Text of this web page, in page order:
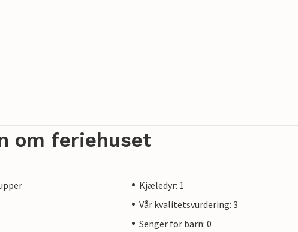
om feriehuset
Kjæledyr: 1
Vår kvalitetsvurdering: 3
Senger for barn: 0